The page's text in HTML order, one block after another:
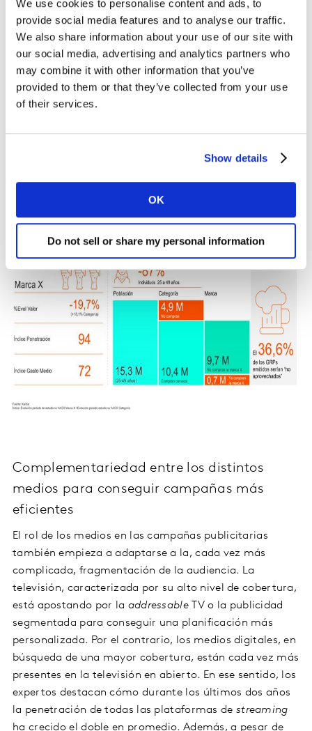
We use cookies to personalise content and ads, to
provide social media features and to analyse our traffic.
We also share information about your use of our site with
our social media, advertising and analytics partners who
may combine it with other information that you’ve
provided to them or that they’ve collected from your use
of their services.
Show details
OK
Do not sell or share my personal information
mejorar la imagen percibida de la marca.
La importancia del mensaje es clave, pero adaptar la
publicidad a la nueva audiencia, siempre cambiante,
debe ser un punto principal en el plan de medios. De
hecho, tradicionalmente las campañas se han dirigido
Complementariedad entre los distintos
medios para conseguir campañas más
eficientes
El rol de los medios en las campañas publicitarias
también empieza a adaptarse a la, cada vez más
complicada, fragmentación de la audiencia. La
televisión, caracterizada por su alto nivel de cobertura,
está apostando por la addressableTV o la publicidad
segmentada para conseguir una planificación más
personalizada. Por el contrario, los medios digitales, en
búsqueda de una mayor cobertura, están cada vez más
presentes en la televisión en abierto. En ese sentido, los
expertos destacan cómo durante los últimos dos años
la penetración de todas las plataformas de streaming
ha crecido el doble en promedio. Además, a pesar de